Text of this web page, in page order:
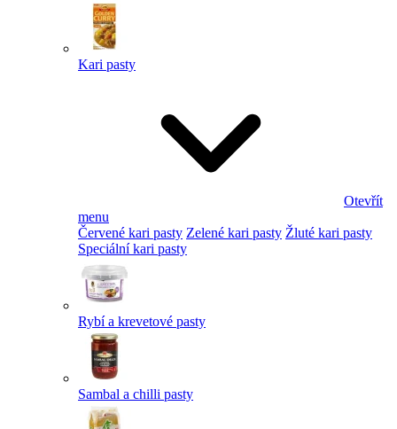
Kari pasty
Otevřít
menu
Červené kari pasty Zelené kari pasty Žluté kari pasty
Speciální kari pasty
Rybí a krevetové pasty
Sambal a chilli pasty